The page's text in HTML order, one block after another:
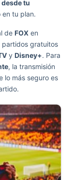
desde tu
tu plan.
de FOX en
partidos gratuitos
y Disney+. Para
, la transmisión
lo más seguro es